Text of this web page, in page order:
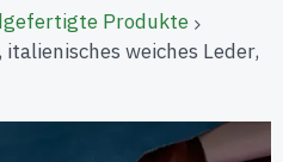
Produkte
weiches Leder,